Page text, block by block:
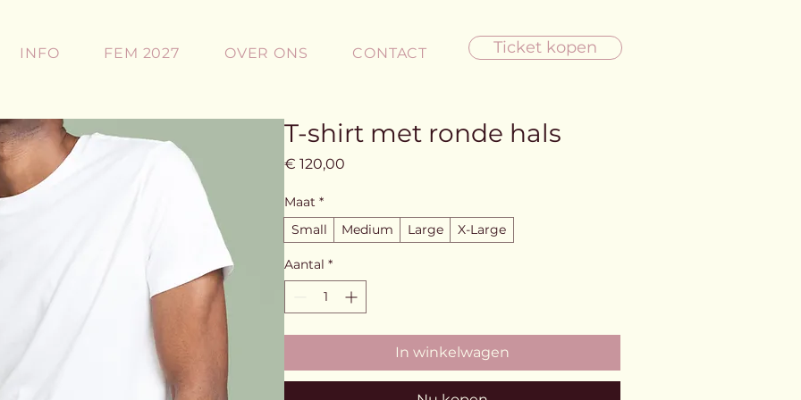
INFO FEM 2027 OVER ONS CONTACT Ticket kopen
T-shirt met ronde hals
€ 120,00
Maat *
Small
Medium Large X-Large
Aantal *
In winkelwagen